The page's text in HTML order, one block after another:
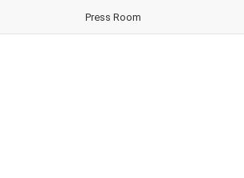
Press Room